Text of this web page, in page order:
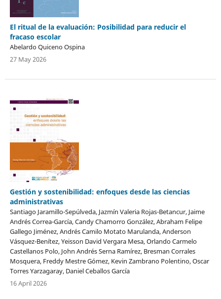
El ritual de la evaluación: Posibilidad para reducir el
fracaso escolar
Abelardo Quiceno Ospina
27 May 2026
Gestión y sostenibilidad: enfoques desde las ciencias
administrativas
Santiago Jaramillo-Sepúlveda, Jazmín Valeria Rojas-Betancur, Jaime
Andrés Correa-García, Candy Chamorro González, Abraham Felipe
Gallego Jiménez, Andrés Camilo Motato Marulanda, Anderson
Vásquez-Benítez, Yeisson David Vergara Mesa, Orlando Carmelo
Castellanos Polo, John Andrés Serna Ramírez, Bresman Corrales
Mosquera, Freddy Mestre Gómez, Kevin Zambrano Polentino, Oscar
Torres Yarzagaray, Daniel Ceballos García
16 April 2026